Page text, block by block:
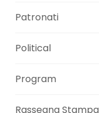
Patronati
Political
Program
Rassegna Stampa